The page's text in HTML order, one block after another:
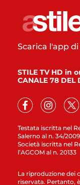
Testata iscritta nel
Salerno al n. 34/2009
Società iscritta nel
l’AGCOM al n. 20133
Scarica l'app di
STILE TV HD in
CANALE 78 DEL
La riproduzione dei
riservata. Pertanto,